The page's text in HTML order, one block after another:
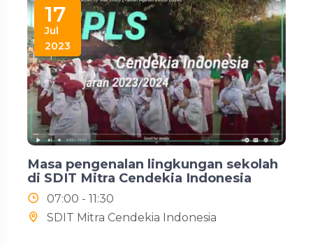
17
Jul
2023
Masa pengenalan lingkungan sekolah
di SDIT Mitra Cendekia Indonesia
07:00 - 11:30
SDIT Mitra Cendekia Indonesia